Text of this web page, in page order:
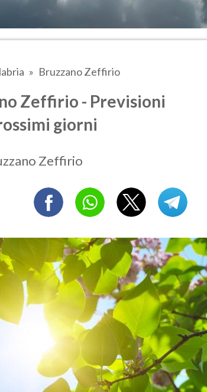
Bruzzano Zeffirio
Zeffirio - Previsioni
giorni
Zeffirio